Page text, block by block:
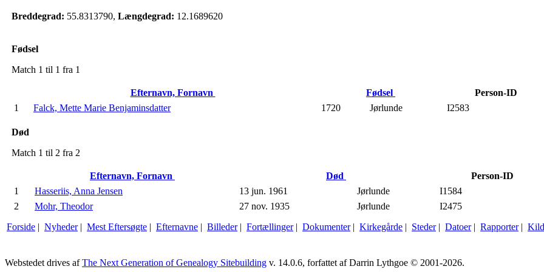
Breddegrad: 55.8313790, Længdegrad: 12.1689620
Fødsel
Match 1 til 1 fra 1
Efternavn, Fornavn Fødsel
Person-ID
1
Falck, Mette Marie Benjaminsdatter 1720 Jørlunde I2583
Død
Match 1 til 2 fra 2
Efternavn, Fornavn Død
Person-ID
1
Hasseriis, Anna Jensen 13 jun. 1961 Jørlunde
I1584
2
Mohr, Theodor 27 nov. 1935 Jørlunde
I2475
Forside | Nyheder| Mest Eftersøgte | Efternavne | Billeder| Fortællinger| Dokumenter| Kirkegårde | Steder| Datoer| Rapporter|
Webstedet drives afThe Next Generation of Genealogy Sitebuilding v. 14.0.6, forfattet af Darrin Lythgoe © 2001-2026.